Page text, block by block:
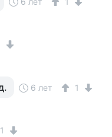
6 лет 1
1